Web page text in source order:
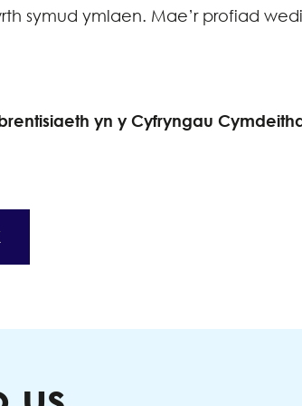
symud ymlaen. Mae’r profiad
yn y Cyfryngau